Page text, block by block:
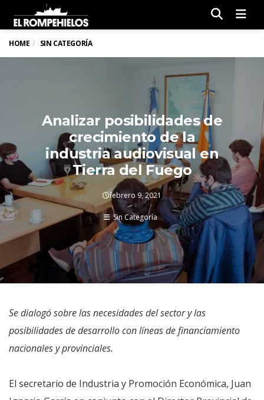
HOME SIN CATEGORÍA
Analizar posibilidades de
crecimiento de la
industria audiovisual en
Tierra del Fuego
febrero 9, 2021
Sin Categoría
Se dialogó sobre las necesidades del sector y las
posibilidades de desarrollo con líneas de financiamiento
nacionales y provinciales.
El secretario de Industria y Promoción Económica, Juan